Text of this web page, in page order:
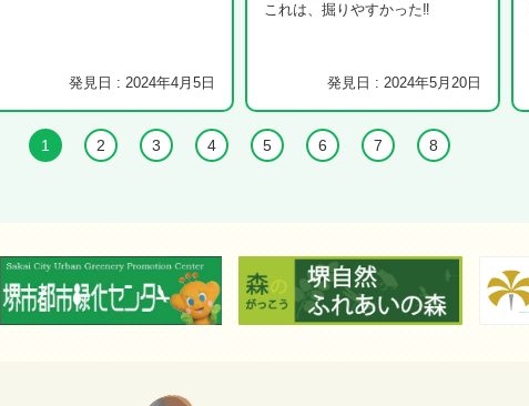
発見日 : 2024年4月5日
これは、掘りやすかった‼
発見日 : 2024年5月20日
1 2 3 4 5 6 7 8